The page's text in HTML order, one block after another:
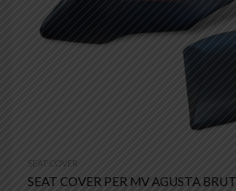
SEAT COVER
SEAT COVER PER MV AGUSTA